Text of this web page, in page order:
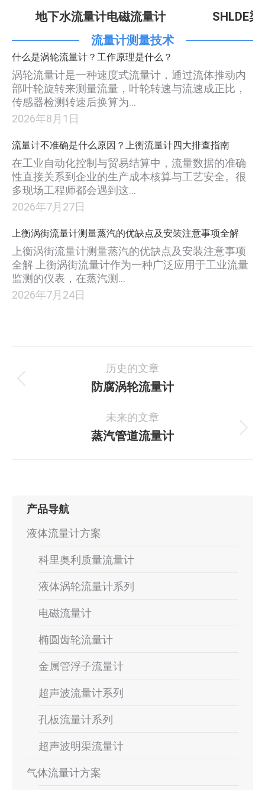
SHLDE染料流量计电磁流量计
生活污
流量计测量技术
什么是涡轮流量计？工作原理是什么？
涡轮流量计是一种速度式流量计，通过流体推动内
部叶轮旋转来测量流量，叶轮转速与流速成正比，
传感器检测转速后换算为…
2026年8月1日
流量计不准确是什么原因？上衡流量计四大排查指南
在工业自动化控制与贸易结算中，流量数据的准确
性直接关系到企业的生产成本核算与工艺安全。很
多现场工程师都会遇到这…
2026年7月27日
上衡涡街流量计测量蒸汽的优缺点及安装注意事项全解
上衡涡街流量计测量蒸汽的优缺点及安装注意事项
全解 上衡涡街流量计作为一种广泛应用于工业流量
监测的仪表，在蒸汽测…
2026年7月24日
目
历史的文章
上
个
项
防腐涡轮流量计
未来的文章
下
蒸汽管道流量计
产品导航
液体流量计方案
科里奥利质量流量计
液体涡轮流量计系列
电磁流量计
椭圆齿轮流量计
金属管浮子流量计
超声波流量计系列
孔板流量计系列
超声波明渠流量计
气体流量计方案